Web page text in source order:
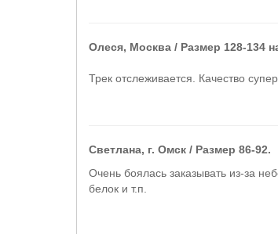
Олеся, Москва / Размер 128-134
Трек отслеживается. Качество
Светлана, г. Омск / Размер 86-92.
Очень боялась заказывать из-за
белок и т.п.